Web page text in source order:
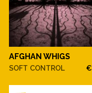
AFGHAN WHIGS
SOFT CONTROL